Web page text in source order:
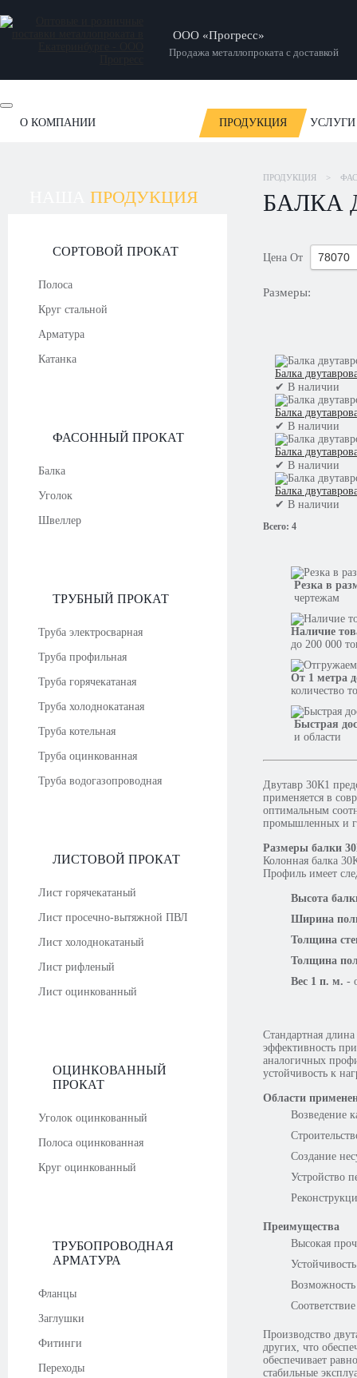
ООО «Прогресс»
Продажа металлопроката с доставкой
О КОМПАНИИ ПРОДУКЦИЯ УСЛУГИ
ПРОДУКЦИЯ
СОРТОВОЙ ПРОКАТ
Полоса
Круг стальной
Арматура
Катанка
ФАСОННЫЙ ПРОКАТ
Балка
Уголок
Швеллер
ТРУБНЫЙ ПРОКАТ
Труба электросварная
Труба профильная
Труба горячекатаная
Труба холоднокатаная
Труба котельная
Труба оцинкованная
Труба водогазопроводная
ЛИСТОВОЙ ПРОКАТ
Лист горячекатаный
Лист просечно-вытяжной ПВЛ
Лист холоднокатаный
Лист рифленый
Лист оцинкованный
ОЦИНКОВАННЫЙ
ПРОКАТ
Уголок оцинкованный
Полоса оцинкованная
Круг оцинкованный
ТРУБОПРОВОДНАЯ
АРМАТУРА
Фланцы
Заглушки
Фитинги
Переходы
ПРОДУКЦИЯ >
БАЛКА
Цена От
Размеры:
Балка
✔ В наличии
Балка
✔ В наличии
Балка
✔ В наличии
Балка
✔ В наличии
Всего: 4
Резка в
чертежам
Наличие
до 200 000
От 1 метра
количество
Быстрая
и области
Двутавр 30К1
применяется в
оптимальным
промышленных и
Размеры балки
Колонная балка
Профиль имеет
Высота
Ширина
Толщина
Толщина
Вес 1 п. м. -
Стандартная
эффективность
аналогичных
устойчивость к
Области
Возведение
Создание
Устройство
Преимущества
Высокая
Производство
других, что
обеспечивает
стабильные